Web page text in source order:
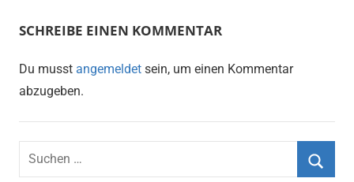
SCHREIBE EINEN KOMMENTAR
Du musst angemeldet sein, um einen Kommentar
abzugeben.
Suchen
nach: